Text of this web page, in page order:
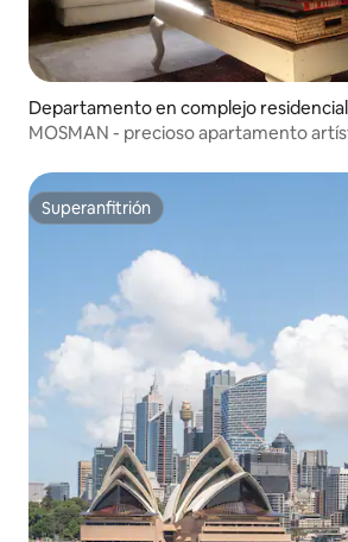
Departamento en complejo
sman
MOSMAN - precioso apartamento
Superanfitrión
Superanfitrión